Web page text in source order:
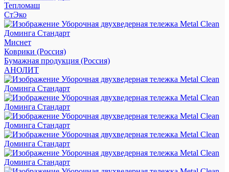
Тепломаш
СтЭко
Миснет
Коврики (Россия)
Бумажная продукция (Россия)
АНОЛИТ